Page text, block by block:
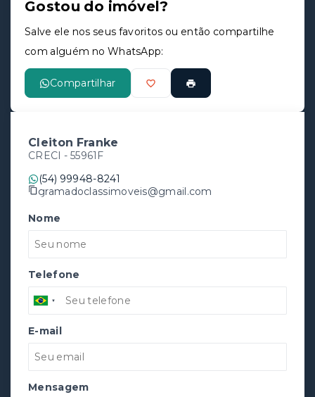
Gostou do imóvel?
Salve ele nos seus favoritos ou então compartilhe
com alguém no WhatsApp:
Compartilhar
Cleiton Franke
CRECI - 55961F
(54) 99948-8241
gramadoclassimoveis@gmail.com
Nome
Telefone
E-mail
Mensagem